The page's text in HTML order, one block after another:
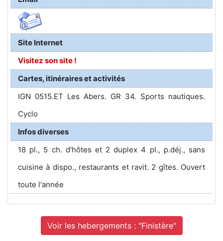
Site Internet
Visitez son site !
Cartes, itinéraires et activités
IGN 0515.ET Les Abers. GR 34. Sports nautiques.
Cyclo
Infos diverses
18 pl., 5 ch. d'hôtes et 2 duplex 4 pl., p.déj., sans
cuisine à dispo., restaurants et ravit. 2 gîtes. Ouvert
toute l'année
Voir les hebergements : "Finistère"